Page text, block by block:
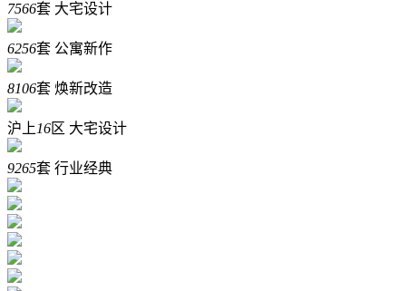
7566套 大宅设计
6256套 公寓新作
8106套 焕新改造
沪上 16区 大宅设计
9265套 行业经典